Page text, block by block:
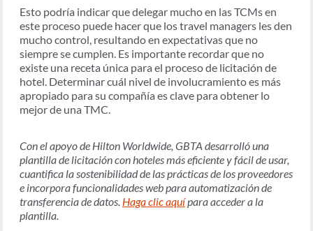
Esto podría indicar que delegar mucho en las TCMs en
este proceso puede hacer que los travel managers les den
mucho control, resultando en expectativas que no
siempre se cumplen. Es importante recordar que no
existe una receta única para el proceso de licitación de
hotel. Determinar cuál nivel de involucramiento es más
apropiado para su compañía es clave para obtener lo
mejor de una TMC.
Con el apoyo de Hilton Worldwide, GBTA desarrolló una
plantilla de licitación con hoteles más eficiente y fácil de usar,
cuantifica la sostenibilidad de las prácticas de los proveedores
e incorpora funcionalidades web para automatización de
transferencia de datos. Haga clic aquípara acceder a la
plantilla.